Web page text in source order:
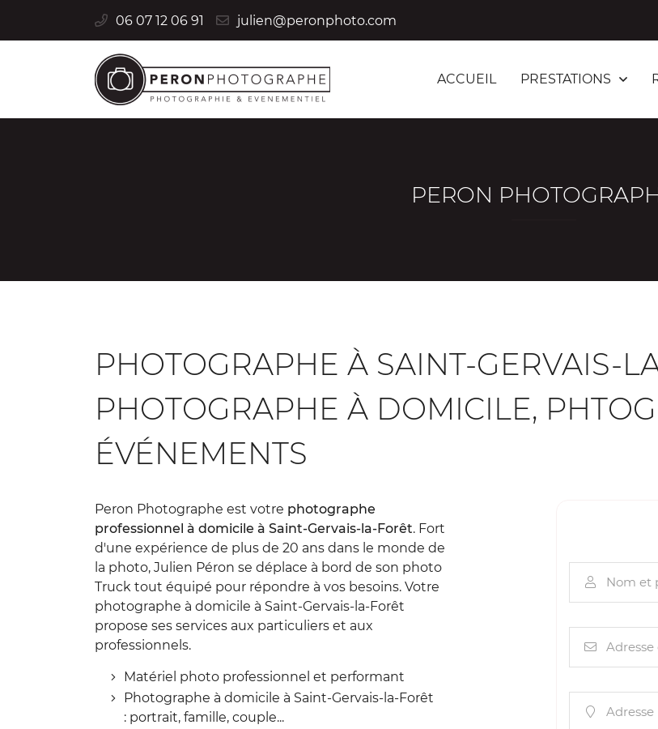
06 07 12 06 91
ACCUEIL PRESTATIONS
06 07 12 06 91
En cochant cette case, vous consentez à recevoir nos propositions commerciales
à l'adresse email indiqué ci-dessus. Vous pouvez vous désinscrire à tout moment
INSCRIPTION
PERON
PHOTOGRAPHE À SAINT-GERVAIS-
PHOTOGRAPHE À DOMICILE,
ÉVÉNEMENTS
Peron Photographe est votre photographe
professionnel à domicile à Saint-Gervais-la-Forêt. Fort
d'une expérience de plus de 20 ans dans le monde de
la photo, Julien Péron se déplace à bord de son photo
Truck tout équipé pour répondre à vos besoins. Votre
photographe à domicile à Saint-Gervais-la-Forêt
propose ses services aux particuliers et aux
professionnels.
Matériel photo professionnel et performant
Photographe à domicile à Saint-Gervais-la-Forêt
: portrait, famille, couple...
 Nom et

 Adresse